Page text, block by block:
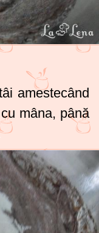
amestecând
mâna, până